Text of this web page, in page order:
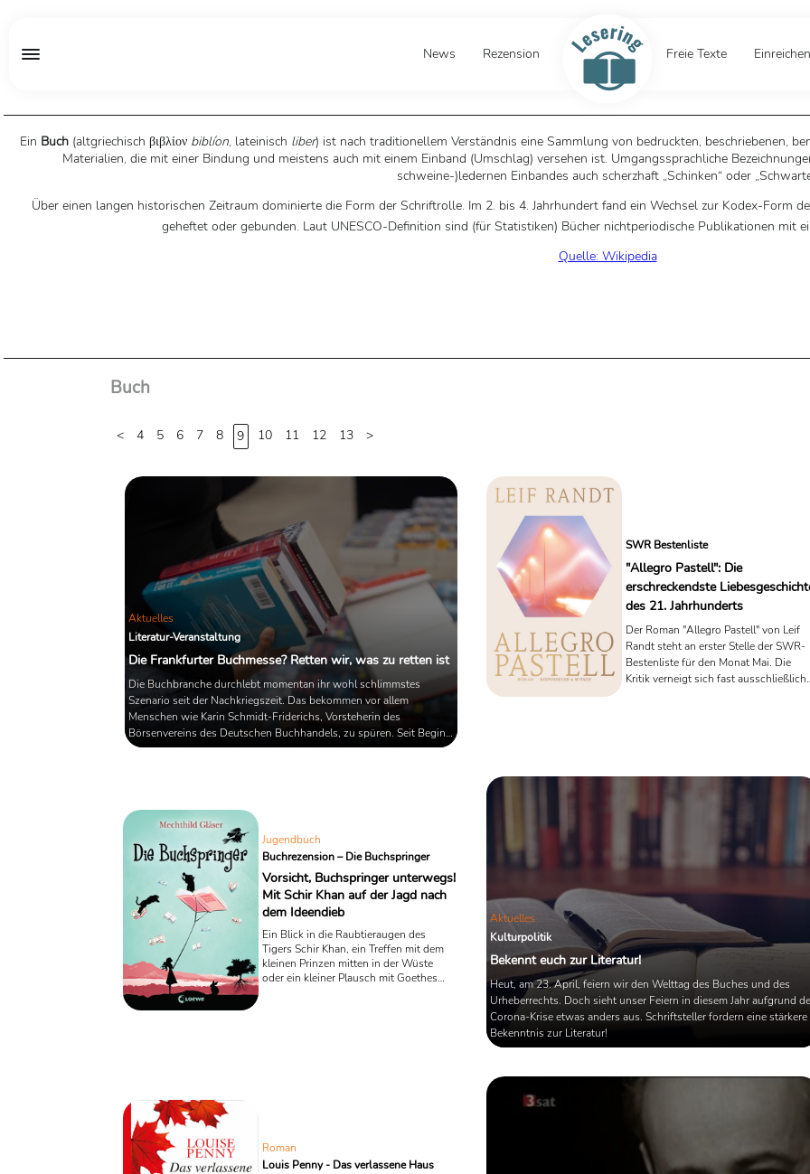
News Rezension Freie Texte Einreichen
Ein Buch (altgriechisch βιβλίον biblíon, lateinisch liber) ist nach traditionellem Verständnis eine Sammlung von bedruckten, beschriebenen,
Materialien, die mit einer Bindung und meistens auch mit einem Einband (Umschlag) versehen ist. Umgangssprachliche
schweine-)ledernen Einbandes auch scherzhaft „Schinken“ oder
Über einen langen historischen Zeitraum dominierte die Form der Schriftrolle. Im 2. bis 4. Jahrhundert fand ein Wechsel zur Kodex-Form
geheftet oder gebunden. Laut UNESCO-Definition sind (für Statistiken) Bücher nichtperiodische Publikationen mit
Quelle: Wikipedia
Buch
< 4 5 6 7 8 9 10 11 12 13 >
Aktuelles
Literatur-Veranstaltung
Die Frankfurter Buchmesse? Retten wir, was zu retten ist
Die Buchbranche durchlebt momentan ihr wohl schlimmstes
Szenario seit der Nachkriegszeit. Das bekommen vor allem
Menschen wie Karin Schmidt-Friderichs, Vorsteherin des
Börsenvereins des Deutschen Buchhandels, zu spüren. Seit Beginn
der Corona-Pandemie heißt es: Lösungen finden und
SWR Bestenliste
"Allegro Pastell": Die
erschreckendste
des 21. Jahrhunderts
Der Roman "Allegro Pastell" von Leif
Randt steht an erster Stelle der SWR-
Bestenliste für den Monat Mai. Die
Kritik verneigt sich fast ausschließlich
Jugendbuch
Buchrezension – Die Buchspringer
Vorsicht, Buchspringer unterwegs!
Mit Schir Khan auf der Jagd nach
dem Ideendieb
Ein Blick in die Raubtieraugen des
Tigers Schir Khan, ein Treffen mit dem
kleinen Prinzen mitten in der Wüste
oder ein kleiner Plausch mit Goethes
Aktuelles
Kulturpolitik
Bekennt euch zur Literatur!
Heut, am 23. April, feiern wir den Welttag des Buches und des
Urheberrechts. Doch sieht unser Feiern in diesem Jahr aufgrund
Corona-Krise etwas anders aus. Schriftsteller fordern eine stärkere
Bekenntnis zur Literatur!
Roman
Louis Penny - Das verlassene Haus